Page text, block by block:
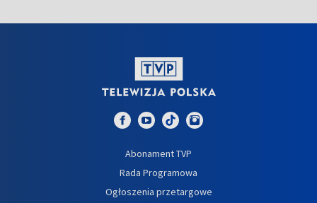
Abonament TVP
Rada Programowa
Ogłoszenia przetargowe